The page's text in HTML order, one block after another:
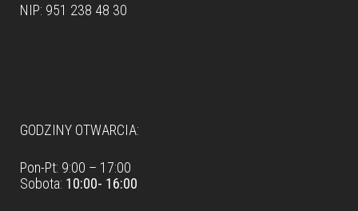
NIP: 951 238 48 30
GODZINY OTWARCIA:
Pon-Pt: 9:00 – 17:00
Sobota: 10:00- 16:00